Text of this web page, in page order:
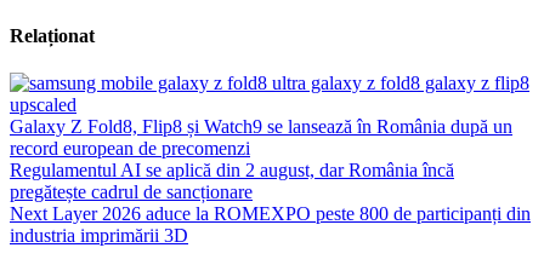
Relaționat
Galaxy Z Fold8, Flip8 și Watch9 se lansează în România după un
record european de precomenzi
Regulamentul AI se aplică din 2 august, dar România încă
pregătește cadrul de sancționare
Next Layer 2026 aduce la ROMEXPO peste 800 de participanți din
industria imprimării 3D